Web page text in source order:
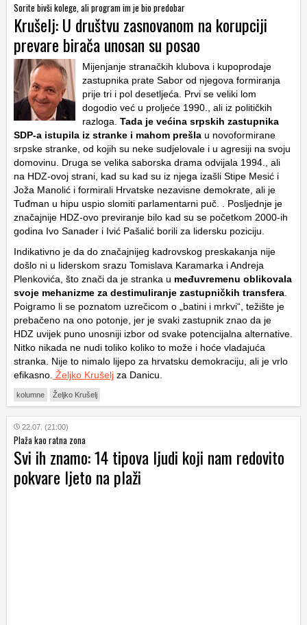
Sorite bivši kolege, ali program im je bio predobar
Krušelj: U društvu zasnovanom na korupciji
prevare birača unosan su posao
Mijenjanje stranačkih klubova i kupoprodaje
zastupnika prate Sabor od njegova formiranja
prije tri i pol desetljeća. Prvi se veliki lom
dogodio već u proljeće 1990., ali iz političkih
razloga. Tada je većina srpskih zastupnika
SDP-a istupila iz stranke i mahom prešla u novoformirane
srpske stranke, od kojih su neke sudjelovale i u agresiji na svoju
domovinu. Druga se velika saborska drama odvijala 1994., ali
na HDZ-ovoj strani, kad su kad su iz njega izašli Stipe Mesić i
Joža Manolić i formirali Hrvatske nezavisne demokrate, ali je
Tuđman u hipu uspio slomiti parlamentarni puč. . Posljednje je
značajnije HDZ-ovo previranje bilo kad su se početkom 2000-ih
godina Ivo Sanader i Ivić Pašalić borili za lidersku poziciju.
Indikativno je da do značajnijeg kadrovskog preskakanja nije
došlo ni u liderskom srazu Tomislava Karamarka i Andreja
Plenkovića, što znači da je stranka u međuvremenu oblikovala
svoje mehanizme za destimuliranje zastupničkih transfera
Poigramo li se poznatom uzrečicom o „batini i mrkvi“, težište je
prebačeno na ono potonje, jer je svaki zastupnik znao da je
HDZ uvijek puno unosniji izbor od svake potencijalna alternative.
Nitko nikada ne nudi toliko koliko to može i hoće vladajuća
stranka. Nije to nimalo lijepo za hrvatsku demokraciju, ali je vrlo
efikasno. Željko Krušelj za Danicu.
kolumne Željko Krušelj
22.07. (21:00)
Plaža kao ratna zona
Svi ih znamo: 14 tipova ljudi koji nam redovito
pokvare ljeto na plaži